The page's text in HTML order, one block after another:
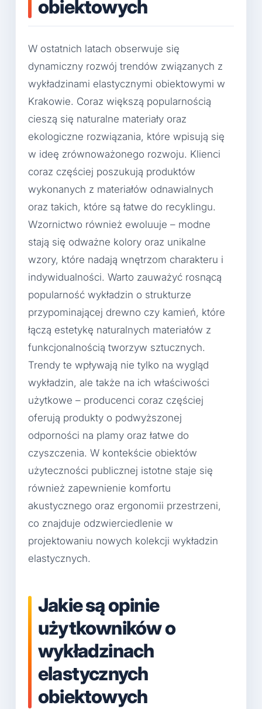
obiektowych
W ostatnich latach obserwuje się
dynamiczny rozwój trendów związanych z
wykładzinami elastycznymi obiektowymi w
Krakowie. Coraz większą popularnością
cieszą się naturalne materiały oraz
ekologiczne rozwiązania, które wpisują się
w ideę zrównoważonego rozwoju. Klienci
coraz częściej poszukują produktów
wykonanych z materiałów odnawialnych
oraz takich, które są łatwe do recyklingu.
Wzornictwo również ewoluuje – modne
stają się odważne kolory oraz unikalne
wzory, które nadają wnętrzom charakteru i
indywidualności. Warto zauważyć rosnącą
popularność wykładzin o strukturze
przypominającej drewno czy kamień, które
łączą estetykę naturalnych materiałów z
funkcjonalnością tworzyw sztucznych.
Trendy te wpływają nie tylko na wygląd
wykładzin, ale także na ich właściwości
użytkowe – producenci coraz częściej
oferują produkty o podwyższonej
odporności na plamy oraz łatwe do
czyszczenia. W kontekście obiektów
użyteczności publicznej istotne staje się
również zapewnienie komfortu
akustycznego oraz ergonomii przestrzeni,
co znajduje odzwierciedlenie w
projektowaniu nowych kolekcji wykładzin
elastycznych.
Jakie są opinie
użytkowników o
wykładzinach
elastycznych
obiektowych